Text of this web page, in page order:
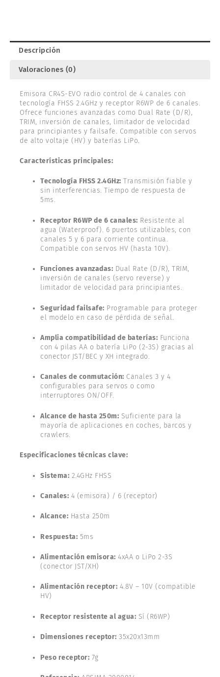
cantidad
Descripción
Valoraciones (0)
Emisora CR4S-EVO radio control de 4 canales con
tecnología FHSS 2.4GHz y receptor R6WP de 6 canales.
Ofrece funciones avanzadas como Dual Rate (D/R),
TRIM, inversión de canales, limitador de velocidad
para principiantes y failsafe. Compatible con servos
de alto voltaje (HV) y baterías LiPo.
Características principales:
Tecnología FHSS 2.4GHz: Transmisión fiable y
sin interferencias. Tiempo de respuesta de
5ms.
Receptor R6WP de 6 canales: Resistente al
agua (Waterproof). 6 puertos utilizables, con
canales 5 y 6 para corriente continua.
Compatible con servos HV (hasta 10V).
Funciones avanzadas: Dual Rate (D/R), TRIM,
inversión de canales (servo reverse) y
limitador de velocidad para principiantes.
Seguridad failsafe: Programable para proteger
el modelo en caso de pérdida de señal.
Amplia compatibilidad de baterías: Funciona
con 4 pilas AA o batería LiPo (2-3S) gracias al
conector JST/BEC y XH integrado.
Canales de conmutación: Canales 3 y 4
configurables para servos o como
interruptores ON/OFF.
Alcance de hasta 250m: Suficiente para la
mayoría de aplicaciones en coches, barcos y
crawlers.
Especificaciones técnicas clave:
Sistema: 2.4GHz FHSS
Canales: 4 (emisora) / 6 (receptor)
Alcance: Hasta 250m
Respuesta: 5ms
Alimentación emisora: 4xAA o LiPo 2-3S
(conector JST/XH)
Alimentación receptor: 4.8V – 10V (compatible
HV)
Receptor resistente al agua: Sí (R6WP)
Dimensiones receptor: 35x20x13mm
Peso receptor: 7g